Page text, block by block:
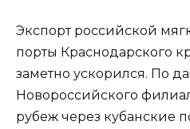
Экспорт российской
порты Краснодарского
заметно ускорился. По
Новороссийского
рубеж через кубанские